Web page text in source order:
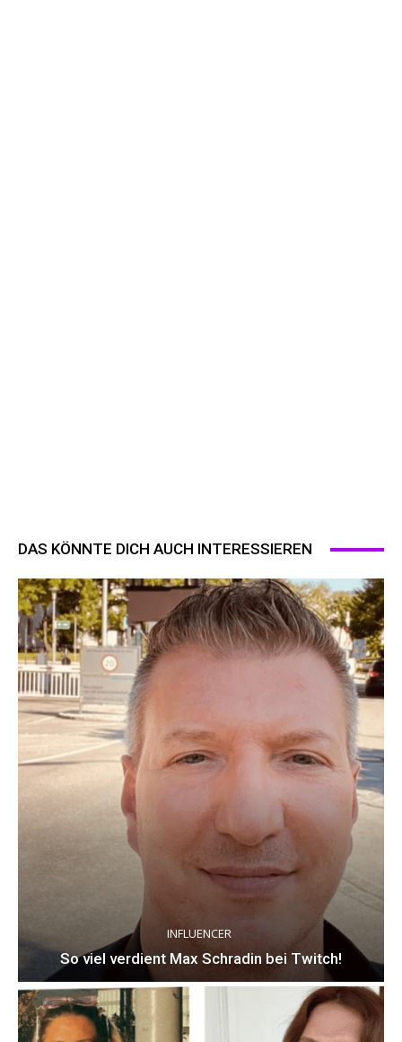
DAS KÖNNTE DICH AUCH INTERESSIEREN
INFLUENCER
So viel verdient Max Schradin bei Twitch!